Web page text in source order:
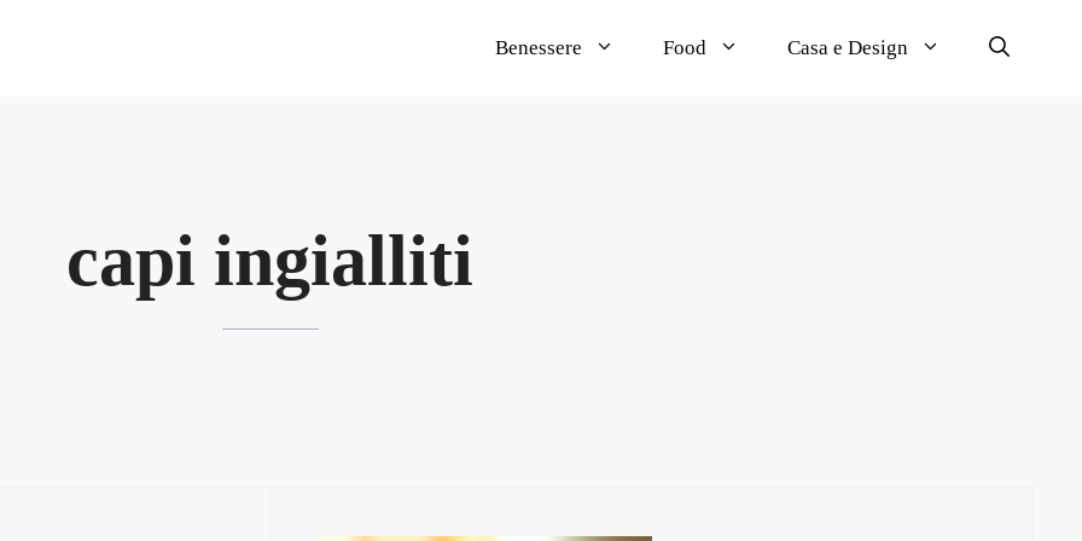
Benessere Food Casa e Design
capi ingialliti